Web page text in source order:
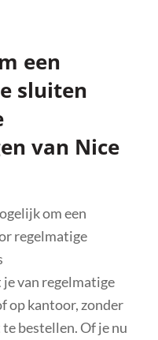
een
sluiten
van Nice
om een
regelmatige
van regelmatige
op kantoor, zonder
bestellen. Of je nu